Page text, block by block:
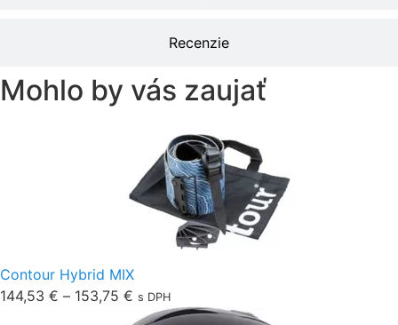
Recenzie
Mohlo by vás zaujať
Contour Hybrid MIX
144,53 € – 153,75 € s DPH